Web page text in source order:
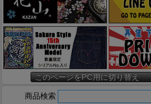
このページをPC用に切り替え
商品検索